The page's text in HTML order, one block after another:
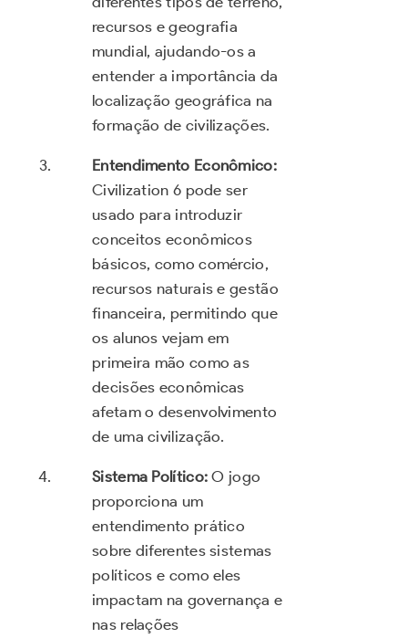
recursos e geografia
mundial, ajudando-os a
entender a importância da
localização geográfica na
formação de civilizações.
Entendimento Econômico:
Civilization 6 pode ser
usado para introduzir
conceitos econômicos
básicos, como comércio,
recursos naturais e gestão
financeira, permitindo que
os alunos vejam em
primeira mão como as
decisões econômicas
afetam o desenvolvimento
de uma civilização.
Sistema Político:O jogo
proporciona um
entendimento prático
sobre diferentes sistemas
políticos e como eles
impactam na governança e
nas relações